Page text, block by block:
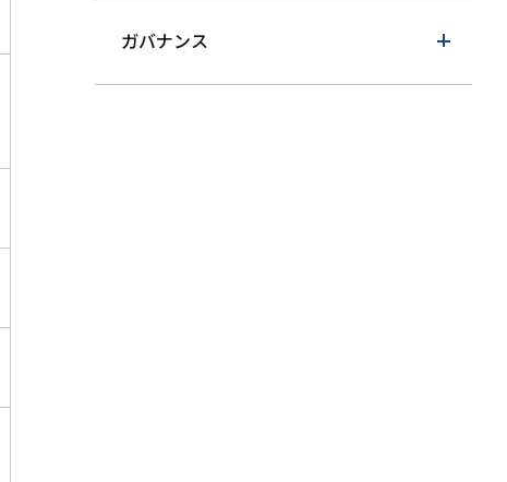
ガバナンス